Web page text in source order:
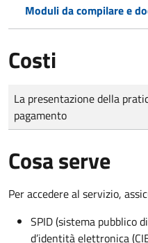
Moduli da compilare e
Costi
Tipo di pagamento
Importo
La presentazione della
pagamento
Cosa serve
Per accedere al servizio,
SPID (sistema pubblico
d’identità elettronica